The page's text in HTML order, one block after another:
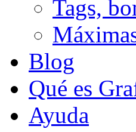
Tags,
Blog
Qué es
Ayuda